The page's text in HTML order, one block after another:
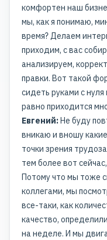
комфортен наш
мы, как я понимаю,
время? Делаем
приходим, с вас
анализируем,
правки. Вот такой
сидеть руками с
равно приходится
Евгений: Не буду
вникаю и вношу
точки зрения
тем более вот
Потому что мы тоже
коллегами, мы
все-таки, как
качество,
на неделе. И мы